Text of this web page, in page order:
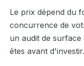
Le prix dépend du
concurrence de
un audit de
êtes avant d'investir.